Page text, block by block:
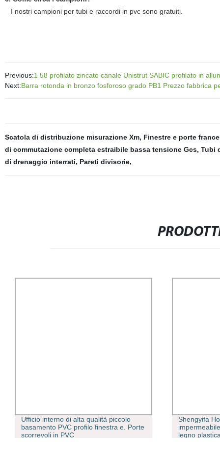
I nostri campioni per tubi e raccordi in pvc sono gratuiti.
Previous:1 58 profilato zincato canale Unistrut SABIC profilato in
Next:Barra rotonda in bronzo fosforoso grado PB1 Prezzo fabbrica
Scatola di distribuzione misurazione Xm, Finestre e porte
di commutazione completa estraibile bassa tensione Gcs, Tubi
di drenaggio interrati, Pareti divisorie,
Ufficio interno di alta qualità piccolo
basamento PVC profilo finestra e. Porte
scorrevoli in PVC
Shengyifa
legno